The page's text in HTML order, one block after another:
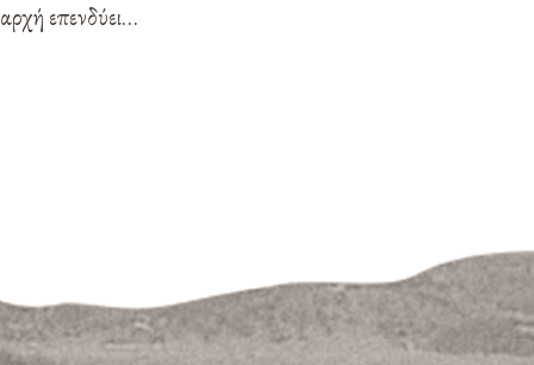
αρχή επενδύει…